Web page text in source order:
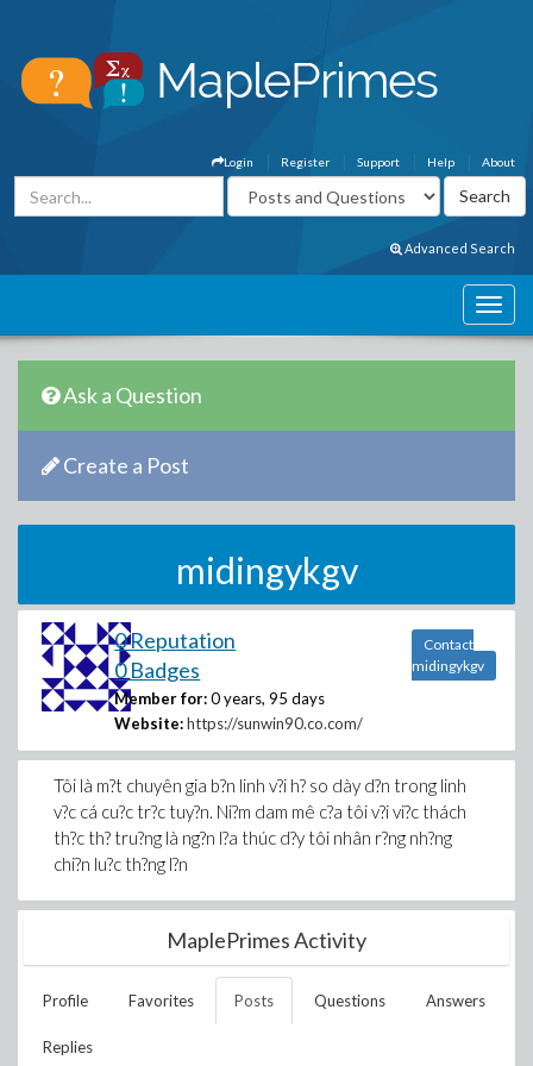
About
Help
Support
Register
Login
Advanced Search
Ask a Question
Create a Post
midingykgv
0 Reputation
0 Badges
Member for: 0 years, 95 days
Website: https://sunwin90.co.com/
Contact
midingykgv
Tôi là m?t chuyên gia b?n linh v?i h? so dày d?n trong linh
v?c cá cu?c tr?c tuy?n. Ni?m dam mê c?a tôi v?i vi?c thách
th?c th? tru?ng là ng?n l?a thúc d?y tôi nhân r?ng nh?ng
chi?n lu?c th?ng l?n
MaplePrimes Activity
Profile Favorites Posts Questions Answers
Replies